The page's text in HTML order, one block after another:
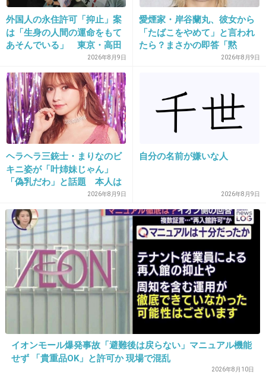
+10 -2
2013/03/27(水) 13:32:57
エスパー伊東も出してあげればいいのにｗ
-1
25. 匿名2013/03/27(水) 13:33:26
こっちは約３ヶ月～半年遅れぐらいの放送かな･･･
+3 -0
26. 匿名 2013/03/27(水) 13:38:04
原作、デトロイトメタルシティの人か！
+8 -0
27. 匿名 2013/03/27(水) 13:38:11
外国人の永住許可「抑止」案
は「生身の人間の運命をもて
あそんでいる」 東京・高田
2026年8月9日
愛煙家・岸谷蘭丸、彼女から
「たばこをやめて」と言われ
たら？まさかの即答「黙
2026年8月9日
ヘラヘラ三銃士・まりなのビ
キニ姿が「叶姉妹じゃん」
「偽乳だわ」と話題 本人は
「胸は加工はしてないの
で…」
2026年8月9日
自分の名前が嫌いな人
2026年8月9日
イオンモール爆発事故「避難後は戻らない」マニュアル機能
せず 「貴重品OK」と許可か 現場で混乱
2026年8月10日